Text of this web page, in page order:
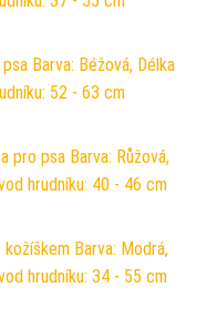
Barva: Béžová, Délka
52 - 63 cm
pro psa Barva: Růžová,
hrudníku: 40 - 46 cm
Barva: Modrá,
hrudníku: 34 - 55 cm